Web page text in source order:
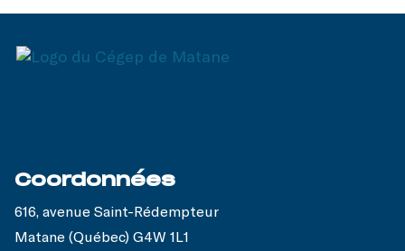
Coordonnées
616, avenue Saint-Rédempteur
Matane (Québec) G4W 1L1